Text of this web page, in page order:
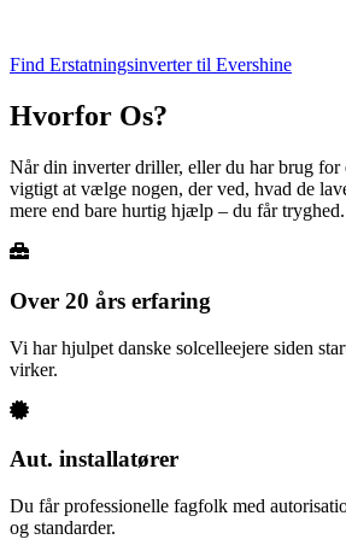
Find Erstatningsinverter til Evershine
Hvorfor Os?
Når din inverter driller, eller du har brug for
vigtigt at vælge nogen, der ved, hvad de
mere end bare hurtig hjælp – du får tryghed.
Over 20 års erfaring
Vi har hjulpet danske solcelleejere siden
virker.
Aut. installatører
Du får professionelle fagfolk med
og standarder.